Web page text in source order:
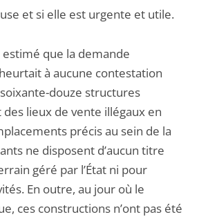
et si elle est urgente et utile.
estimé que la demande
à aucune contestation
douze structures
lieux de vente illégaux en
précis au sein de la
ne disposent d’aucun titre
géré par l’État ni pour
En outre, au jour où le
ces constructions n’ont pas été